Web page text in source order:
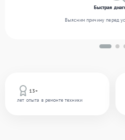
13+
лет опыта в ремонте техники
Быстрая
Выясним причину перед